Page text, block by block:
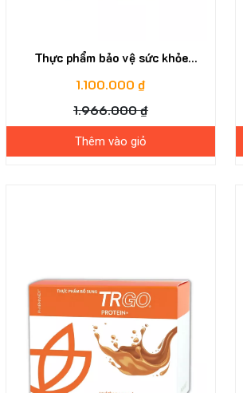
Thực phẩm bảo vệ sức khỏe
1.100.000 ₫
1.966.000 ₫
Thêm vào giỏ